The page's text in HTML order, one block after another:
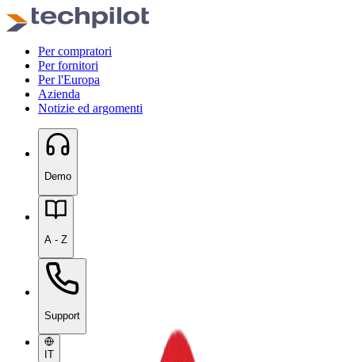
Per compratori
Per fornitori
Per l'Europa
Azienda
Notizie ed argomenti
Demo
A - Z
Support
IT